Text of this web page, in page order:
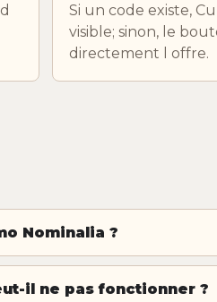
Si un code existe,
visible; sinon, le
directement l offre.
Nominalia ?
il ne pas fonctionner ?